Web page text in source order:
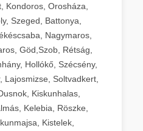
Kondoros, Orosháza,
Szeged, Battonya,
Nagymaros,
Göd,Szob, Rétság,
Hollókő, Szécsény,
Lajosmizse, Soltvadkert,
Kiskunhalas,
Kelebia, Röszke,
Kistelek,